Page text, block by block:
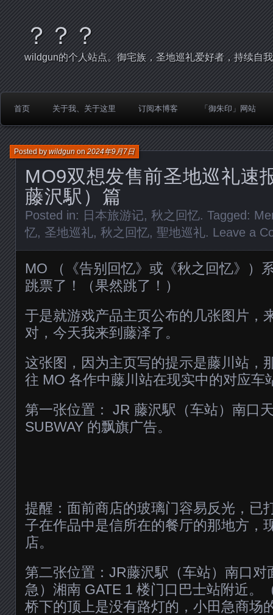
？？？
wildgun的个人站点。御宅族，圣地巡礼爱好者，持续自
首页 关于我、关于这里 订阅本博客 「御朱印」网站
MO9双想发售前圣地巡礼
藤沢駅）篇
Posted bywildgunon2024年9月7日
Posted in: 日本旅游记, 秋之回忆. Tagged:
忆, 圣地巡礼, 秋之回忆, 聖地巡礼. Leave a
MO （《告别回忆》或《秋之回忆》）
跳票了！（果然跳了！）
于是就游戏产品主页公布的几张图片，
对，今天我来到藤泽了。
这张图，因为主页写的提示是藤川站，
往 MO 各作中藤川站在现实中的对应
第一张位置： JR 藤沢駅（车站）南口
SUBWAY 的飘旗广告。
提醒：面前商店的玻璃门容易反光，已
子在作品中是信所在的餐厅的那地方，
店。
第二张位置：JR藤沢駅（车站）南口对
急）湘南 GATE 1 楼门口巴士站附近。
桥下的顶上是没有路灯的，小田急商场